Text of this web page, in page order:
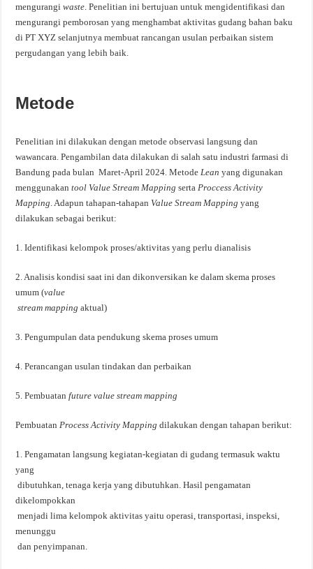
mengurangiwaste . Penelitian ini bertujuan untuk mengidentifikasi dan
mengurangi pemborosan yang menghambat aktivitas gudang bahan baku
di PT XYZ selanjutnya membuat rancangan usulan perbaikan sistem
pergudangan yang lebih baik.
Metode
Penelitian ini dilakukan dengan metode observasi langsung dan
wawancara. Pengambilan data dilakukan di salah satu industri farmasi di
Bandung pada bulan Maret-April 2024. Metode Leanyang digunakan
menggunakantool Value Stream Mapping serta Proccess Activity
Mapping . Adapun tahapan-tahapan Value Stream Mapping yang
dilakukan sebagai berikut:
1. Identifikasi kelompok proses/aktivitas yang perlu dianalisis
2. Analisis kondisi saat ini dan dikonversikan ke dalam skema proses
umum (value
stream mapping aktual)
3. Pengumpulan data pendukung skema proses umum
4. Perancangan usulan tindakan dan perbaikan
5. Pembuatanfuture value stream mapping
Pembuatan Process Activity Mapping dilakukan dengan tahapan berikut:
1. Pengamatan langsung kegiatan-kegiatan di gudang termasuk waktu
yang
dibutuhkan, tenaga kerja yang dibutuhkan. Hasil pengamatan
dikelompokkan
menjadi lima kelompok aktivitas yaitu operasi, transportasi, inspeksi,
menunggu
dan penyimpanan.